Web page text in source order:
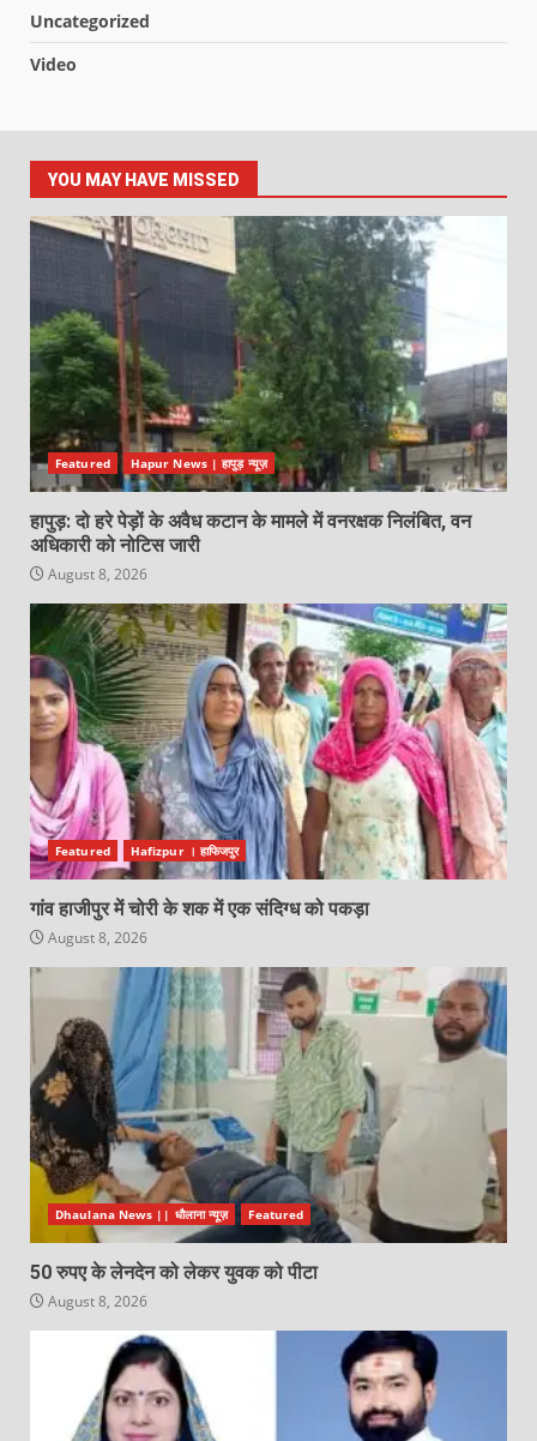
Uncategorized
Video
YOU MAY HAVE MISSED
Featured Hapur News | हापुड़ न्यूज़
हापुड़: दो हरे पेड़ों के अवैध कटान के मामले में वनरक्षक निलंबित, वन
अधिकारी को नोटिस जारी
August 8, 2026
Featured Hafizpur । हाफिजपुर
गांव हाजीपुर में चोरी के शक में एक संदिग्ध को पकड़ा
August 8, 2026
Dhaulana News || धौलाना न्यूज़ Featured
50 रुपए के लेनदेन को लेकर युवक को पीटा
August 8, 2026